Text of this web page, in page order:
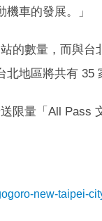
車的發展。」
的數量，而與
地區將共有
限量「All Pass
new-taipei-